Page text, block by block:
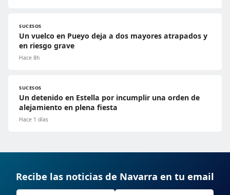
SUCESOS
Un vuelco en Pueyo deja a dos mayores atrapados y
en riesgo grave
Hace 8h
SUCESOS
Un detenido en Estella por incumplir una orden de
alejamiento en plena fiesta
Hace 1 días
Recibe las noticias de Navarra en tu email